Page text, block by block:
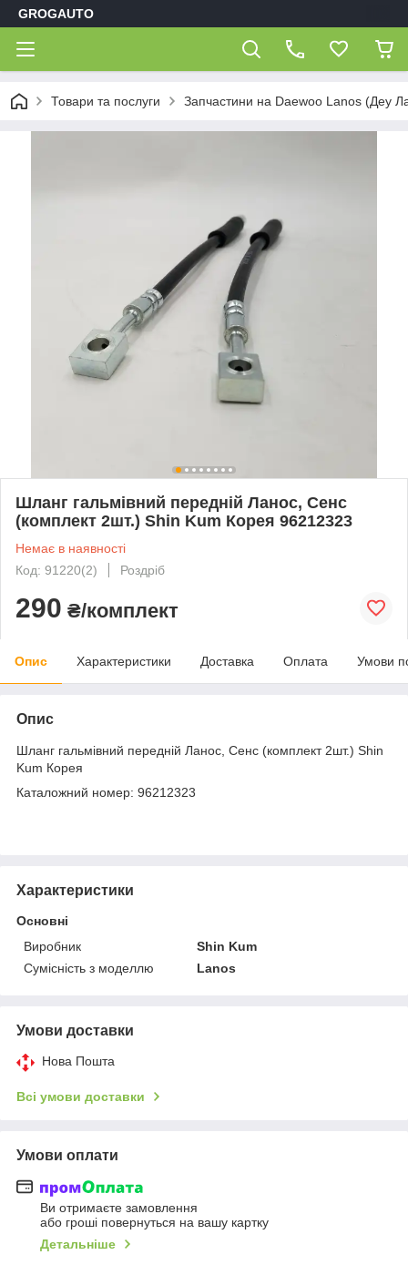
GROGAUTO
Товари та послуги Запчастини на Daewoo Lanos (Деу
Шланг гальмівний передній Ланос, Сенс
(комплект 2шт.) Shin Kum Корея 96212323
Немає в наявності
Код: 91220(2)
Роздріб
290 ₴/комплект
Опис Характеристики Доставка Оплата Умови
Опис
Шланг гальмівний передній Ланос, Сенс (комплект 2шт.) Shin
Kum Корея
Каталожний номер: 96212323
Характеристики
Основні
Виробник
Shin Kum
Сумісність з моделлю
Lanos
Умови доставки
Нова Пошта
Всі умови доставки
Умови оплати
Ви отримаєте замовлення
або гроші повернуться на вашу картку
Детальніше